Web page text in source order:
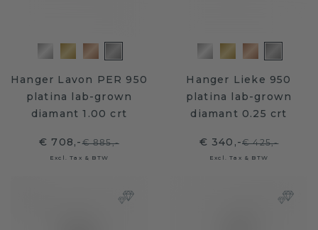
Hanger Lavon PER 950
platina lab-grown
diamant 1.00 crt
€ 708,-€ 885,-
Excl. Tax & BTW
Hanger Lieke 950
platina lab-grown
diamant 0.25 crt
€ 340,-€ 425,-
Excl. Tax & BTW